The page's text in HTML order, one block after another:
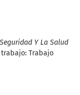
Y La Salud
trabajo: Trabajo